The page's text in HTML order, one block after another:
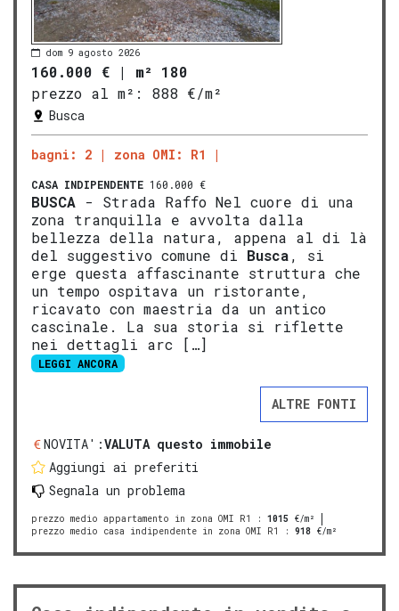
dom 9 agosto 2026
160.000 € | m² 180
prezzo al m²:
888 €/m²
Busca
bagni: 2 zona OMI: R1
CASA INDIPENDENTE 160.000 €
BUSCA - Strada Raffo Nel cuore di una
zona tranquilla e avvolta dalla
bellezza della natura, appena al di là
del suggestivo comune di Busca, si
erge questa affascinante struttura che
un tempo ospitava un ristorante,
ricavato con maestria da un antico
cascinale. La sua storia si riflette
nei dettagli arc […]
LEGGI ANCORA
ALTRE FONTI
NOVITA':VALUTA questo immobile
Aggiungi ai preferiti
Segnala un problema
prezzo medio appartamento in zona OMI R1 : 1015 €/m²
prezzo medio casa indipendente in zona OMI R1
: 918 €/m²